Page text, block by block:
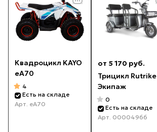
Квадроцикл KAYO
еA70
4
Есть на складе
Арт. еA70
от 5 170 руб.
Трицикл Rutrike
Экипаж
0
Есть на складе
Арт. 00004966